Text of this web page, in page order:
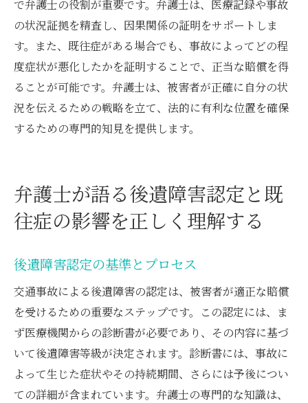
で弁護士の役割が重要です。弁護士は、医療記録や事故
の状況証拠を精査し、因果関係の証明をサポートしま
す。また、既往症がある場合でも、事故によってどの程
度症状が悪化したかを証明することで、正当な賠償を得
ることが可能です。弁護士は、被害者が正確に自分の状
況を伝えるための戦略を立て、法的に有利な位置を確保
するための専門的知見を提供します。
弁護士が語る後遺障害認定と既
往症の影響を正しく理解する
後遺障害認定の基準とプロセス
交通事故による後遺障害の認定は、被害者が適正な賠償
を受けるための重要なステップです。この認定には、ま
ず医療機関からの診断書が必要であり、その内容に基づ
いて後遺障害等級が決定されます。診断書には、事故に
よって生じた症状やその持続期間、さらには予後につい
ての詳細が含まれています。弁護士の専門的な知識は、